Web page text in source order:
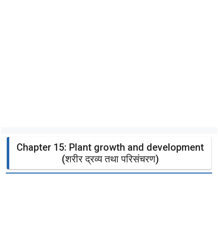
Chapter 15: Plant growth and development
(शरीर द्रव्य तथा परिसंचरण)